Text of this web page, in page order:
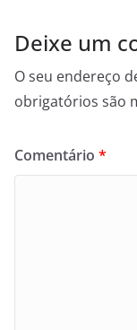
k
Deixe um
O seu endereço
obrigatórios são
Comentário *